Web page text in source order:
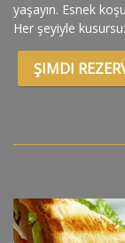
yaşayın. Esnek
Her şeyiyle
ŞIMDI